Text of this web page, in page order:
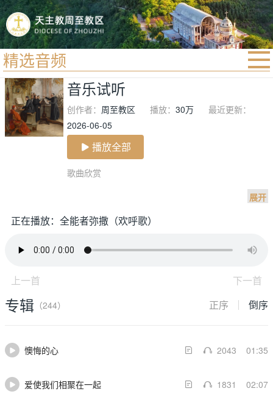
精选音频
首页
宗教法规
教区动态
音乐试听
创作者： 周至教区 播放： 30万
最近更新：
2026-06-05
播放全部
歌曲欣赏
展开
正在播放：全能者弥撒（欢呼歌）
上一首 下一首
专辑 （244） 正序 倒序
懊悔的心 2043 01:35
爱使我们相聚在一起 1831 02:07